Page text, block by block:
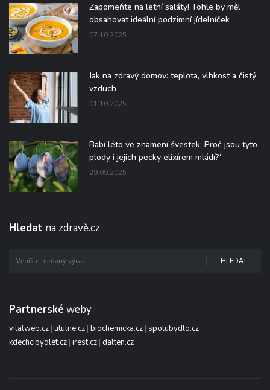
Zapomeňte na letní saláty! Tohle by měl
obsahovat ideální podzimní jídelníček
07.10.2025
Jak na zdravý domov: teplota, vlhkost a čistý
vzduch
01.10.2025
Babí léto ve znamení švestek: Proč jsou tyto
plody i jejich pecky elixírem mládí?“
29.09.2025
Hledat na zdravě.cz
HLEDAT
Partnerské weby
vitalweb.cz | utulne.cz | biochemicka.cz | spolubydlo.cz
kdechcibydlet.cz | irest.cz | dalten.cz